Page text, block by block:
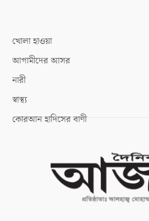
খোলা হাওয়া
আগামীদের আসর
নারী
স্বাস্থ্য
কোরআন হাদিসের বাণী